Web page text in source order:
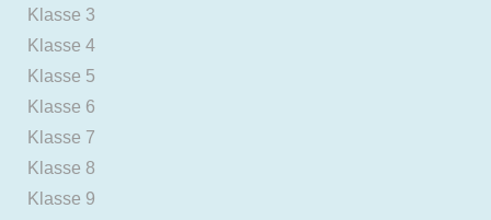
Klasse 3
Klasse 4
Klasse 5
Klasse 6
Klasse 7
Klasse 8
Klasse 9